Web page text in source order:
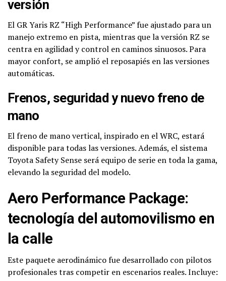
versión
El GR Yaris RZ “High Performance” fue ajustado para un
manejo extremo en pista, mientras que la versión RZ se
centra en agilidad y control en caminos sinuosos. Para
mayor confort, se amplió el reposapiés en las versiones
automáticas.
Frenos, seguridad y nuevo freno de
mano
El freno de mano vertical, inspirado en el WRC, estará
disponible para todas las versiones. Además, el sistema
Toyota Safety Sense será equipo de serie en toda la gama,
elevando la seguridad del modelo.
Aero Performance Package:
tecnología del automovilismo en
la calle
Este paquete aerodinámico fue desarrollado con pilotos
profesionales tras competir en escenarios reales. Incluye: